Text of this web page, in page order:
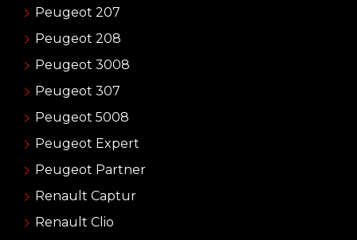
Peugeot 207
Peugeot 208
Peugeot 3008
Peugeot 307
Peugeot 5008
Peugeot Expert
Peugeot Partner
Renault Captur
Renault Clio